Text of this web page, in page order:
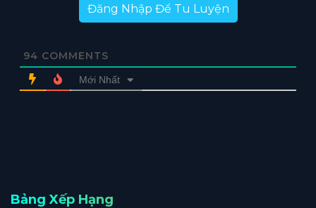
Đăng Nhập Để Tu Luyện
94 COMMENTS
Mới Nhất
Bảng Xếp Hạng